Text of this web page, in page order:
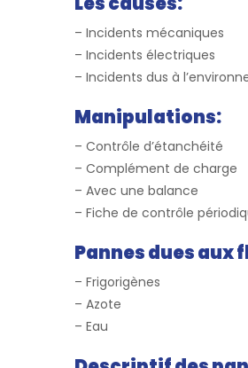
– Incidents mécaniques
– Incidents électriques
– Incidents dus à
Manipulations:
– Contrôle d’étanchéité
– Complément de charge
– Avec une balance
– Fiche de contrôle
Pannes dues aux
– Frigorigènes
– Azote
– Eau